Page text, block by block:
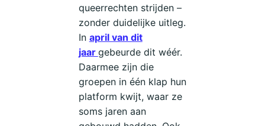
queerrechten strijden –
zonder duidelijke uitleg.
In april van dit
jaar gebeurde dit wéér.
Daarmee zijn die
groepen in één klap hun
platform kwijt, waar ze
soms jaren aan